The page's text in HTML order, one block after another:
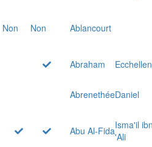
Non Non
Ablancourt
Abraham
AbrenethéeDaniel
Abu Al-FidaIsma'il
'Ali